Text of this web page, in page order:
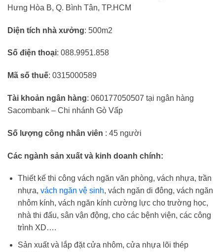
Hưng Hòa B, Q. Bình Tân, TP.HCM
Diện tích nhà xưởng: 500m2
Số điện thoại: 088.9951.858
Mã số thuế: 0315000589
Tài khoản ngân hàng: 060177050507 tại ngân hàng
Sacombank – Chi nhánh Gò Vấp
Số lượng công nhân viên : 45 người
Các ngành sản xuất và kinh doanh chính:
Thiết kế thi công vách ngăn văn phòng, vách nhựa, trần
nhựa, vách ngăn vệ sinh, vách ngăn di đông, vách ngăn
nhôm kính, vách ngăn kính cường lực cho trường học,
nhà thi đấu, sân vận động, cho các bệnh viện, các công
trình XD….
Sản xuất và lắp đặt cửa nhôm, cửa nhựa lõi thép